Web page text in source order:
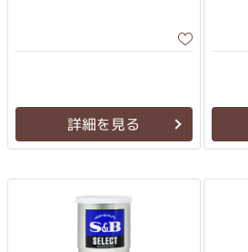
詳細を見る